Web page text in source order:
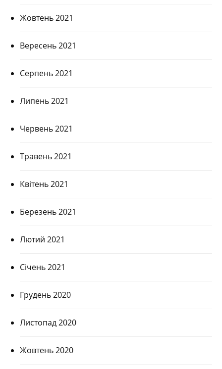
Жовтень 2021
Вересень 2021
Серпень 2021
Липень 2021
Червень 2021
Травень 2021
Квітень 2021
Березень 2021
Лютий 2021
Січень 2021
Грудень 2020
Листопад 2020
Жовтень 2020